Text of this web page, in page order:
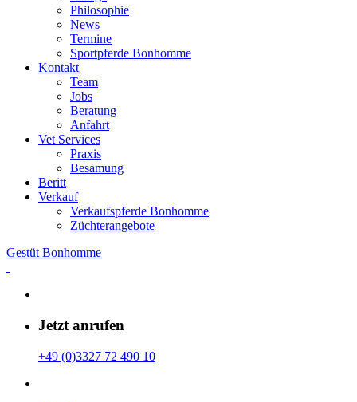
Philosophie
News
Termine
Sportpferde Bonhomme
Kontakt
Team
Jobs
Beratung
Anfahrt
Vet Services
Praxis
Besamung
Beritt
Verkauf
Verkaufspferde Bonhomme
Züchterangebote
Gestüt Bonhomme
Jetzt anrufen
+49 (0)3327 72 490 10